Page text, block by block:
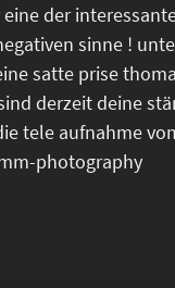
der
sinne !
satte prise
derzeit deine
tele aufnahme
photography